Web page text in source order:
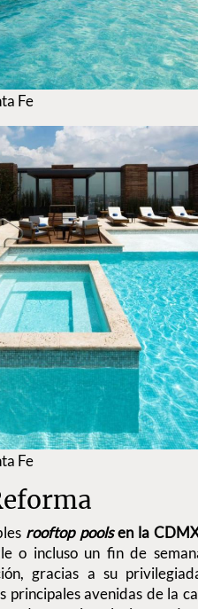
Fe
Fe
rooftop poolsen la
o incluso un fin de
gracias a su
principales avenidas de la